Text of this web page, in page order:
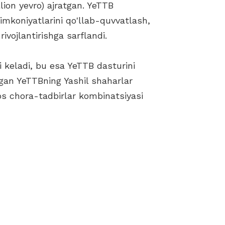
yevro) ajratgan. YeTTB
qo'llab-quvvatlash,
sarflandi.
bu esa YeTTB dasturini
YeTTBning Yashil shaharlar
chora-tadbirlar kombinatsiyasi